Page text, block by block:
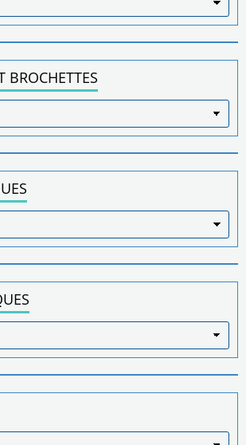
BROCHETTES